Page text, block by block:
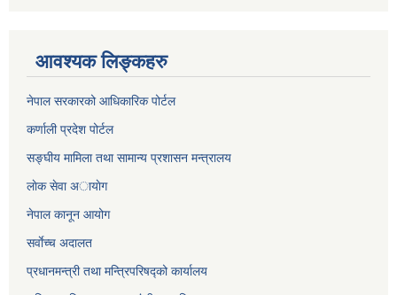
आवश्यक लिङ्कहरु
नेपाल सरकारको आधिकारिक पोर्टल
कर्णाली प्रदेश पोर्टल
सङ्घीय मामिला तथा सामान्य प्रशासन मन्त्रालय
लाेक सेवा अायाेग
नेपाल कानून आयोग
सर्वाेच्च अदालत
प्रधानमन्त्री तथा मन्त्रिपरिषद्को कार्यालय